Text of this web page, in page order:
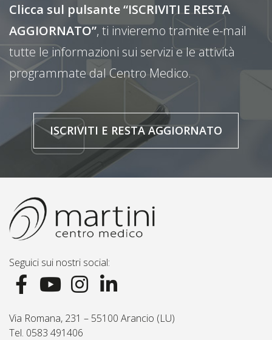
Clicca sul pulsante “ISCRIVITI E RESTA
AGGIORNATO”, ti invieremo tramite e-mail
tutte le informazioni sui servizi e le attività
programmate dal Centro Medico.
ISCRIVITI E RESTA AGGIORNATO
Seguici sui nostri social:
Via Romana, 231 – 55100 Arancio (LU)
Tel. 0583 491406